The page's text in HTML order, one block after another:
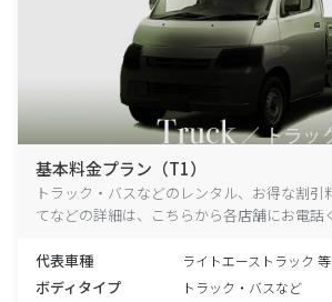
基本料金プラン（T1）
トラック・バスなどのレンタル、お得な割引
てなどの詳細は、こちらから各店舗にお電話
代表車種 ライトエーストラック 等
ボディタイプ トラック・バスなど